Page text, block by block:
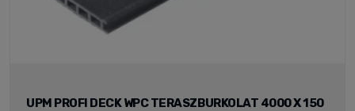
UPM PROFI DECK WPC TERASZBURKOLAT 4000 X 150